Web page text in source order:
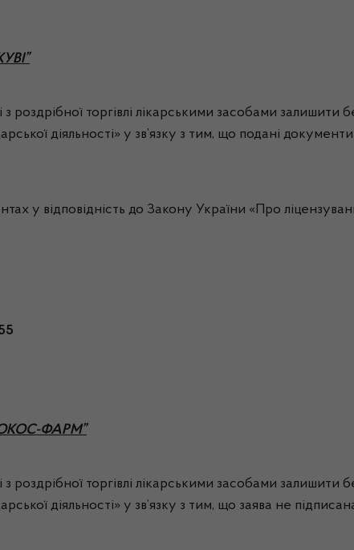
торгівлі лікарськими засобами залишити
діяльності» у зв’язку з тим, що подані
у відповідність до Закону України «Про
ФАРМ”
торгівлі лікарськими засобами залишити
діяльності» у зв’язку з тим, що заява не